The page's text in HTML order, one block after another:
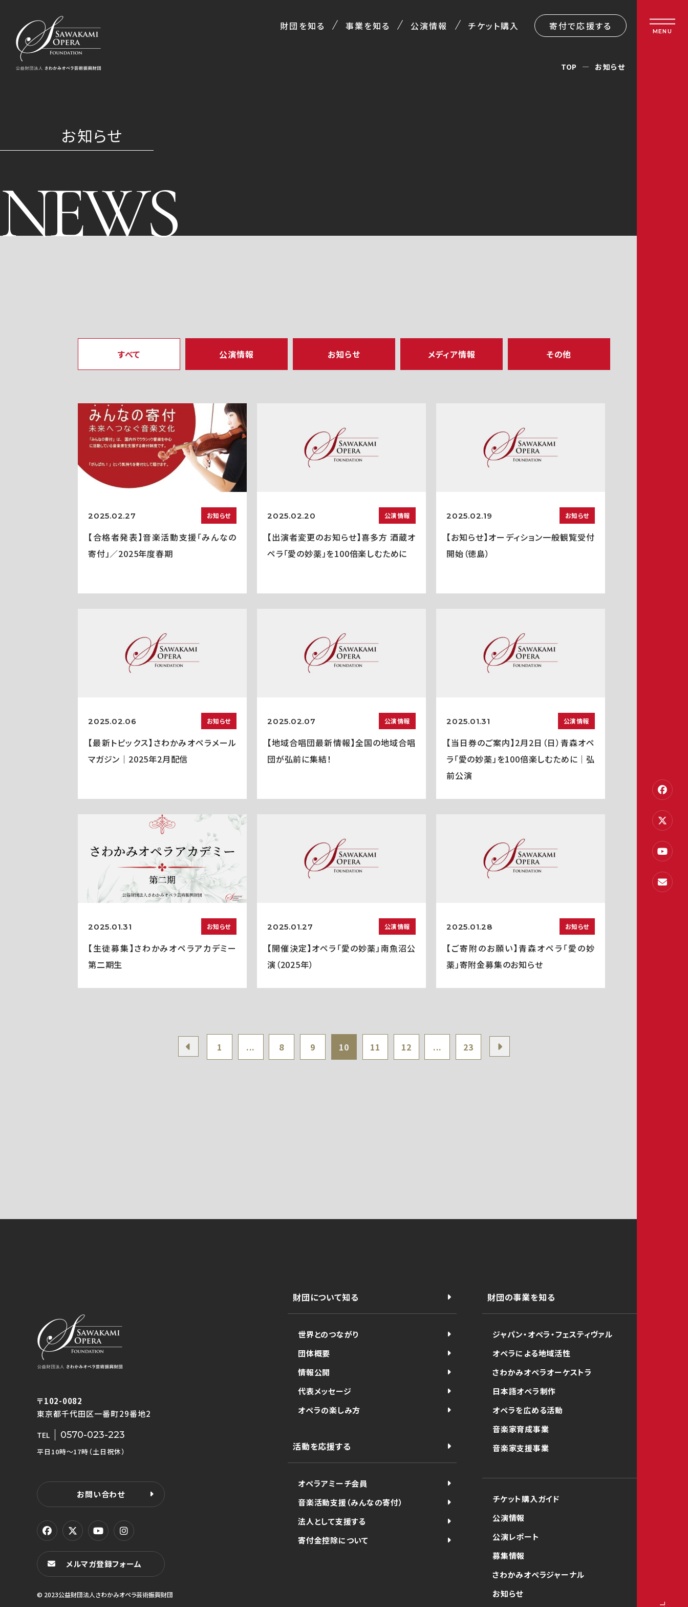
財団を知る 事業を知る 公演情報 チケット購入 寄付で応援する MENU
お知らせ
NEWS
TOP お知らせ
すべて 公演情報 お知らせ メディア情報 その他
2025.02.27 お知らせ
【合格者発表】音楽活動支援「みんなの
寄付」／2025年度春期
2025.02.20 公演情報
【出演者変更のお知らせ】喜多方 酒蔵オ
ペラ「愛の妙薬」を100倍楽しむために
2025.02.19 お知らせ
【お知らせ】オーディション一般観覧受付
開始（徳島）
2025.02.06 お知らせ
【最新トピックス】さわかみオペラメール
マガジン｜2025年2月配信
2025.02.07 公演情報
【地域合唱団最新情報】全国の地域合唱
団が弘前に集結！
2025.01.31 公演情報
【当日券のご案内】2月2日（日）青森オペ
ラ「愛の妙薬」を100倍楽しむために｜弘
前公演
2025.01.31 お知らせ
【生徒募集】さわかみオペラアカデミー
第二期生
2025.01.27 公演情報
【開催決定】オペラ「愛の妙薬」南魚沼公
演（2025年）
2025.01.28 お知らせ
【ご寄附のお願い】青森オペラ「愛の妙
薬」寄附金募集のお知らせ
1 ... 8 9 10 11 12 ... 23
〒102-0082
東京都千代田区一番町29番地2
TEL 0570-023-223
平日10時〜17時（土日祝休）
お問い合わせ
メルマガ登録フォーム
© 2023公益財団法人さわかみオペラ芸術振興財団
財団について知る
世界とのつながり
団体概要
情報公開
代表メッセージ
オペラの楽しみ方
活動を応援する
オペラアミーチ会員
音楽活動支援（みんなの寄付）
法人として支援する
寄付金控除について
財団の事業を知る
ジャパン・オペラ・フェスティヴァル
オペラによる地域活性
さわかみオペラオーケストラ
日本語オペラ制作
オペラを広める活動
音楽家育成事業
音楽家支援事業
チケット購入ガイド
公演情報
公演レポート
募集情報
さわかみオペラジャーナル
お知らせ